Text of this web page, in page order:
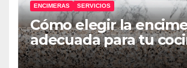
ENCIMERAS SERVICIOS
Cómo elegir la
adecuada para tu